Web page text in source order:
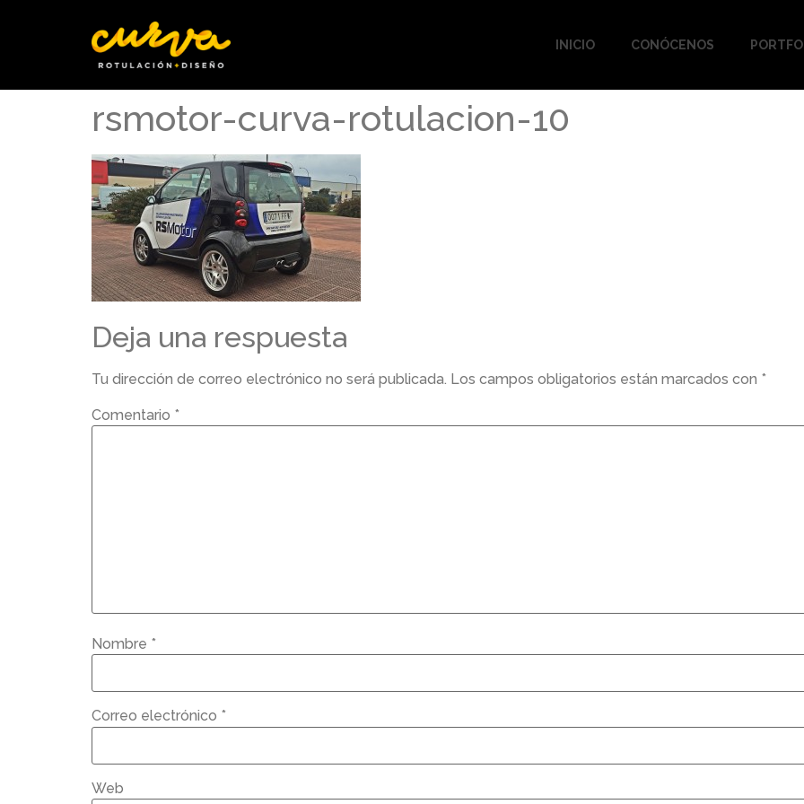
INICIO CONÓCENOS
rsmotor-curva-rotulacion-10
Deja una respuesta
Tu dirección de correo electrónico no será publicada. Los campos obligatorios están marcados con *
Comentario *
Nombre *
Correo electrónico *
Web